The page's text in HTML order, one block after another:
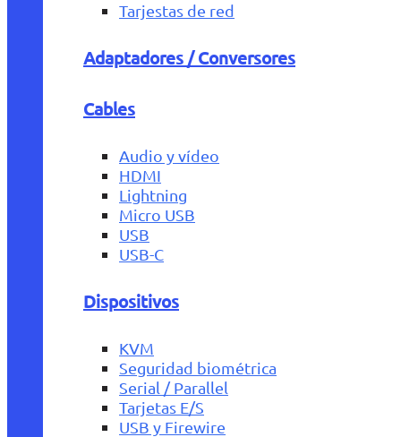
Tarjestas de red
Adaptadores / Conversores
Cables
Audio y vídeo
HDMI
Lightning
Micro USB
USB
USB-C
Dispositivos
KVM
Seguridad biométrica
Serial / Parallel
Tarjetas E/S
USB y Firewire